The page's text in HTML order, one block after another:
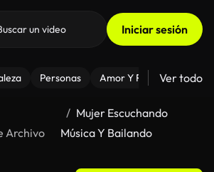
Iniciar sesión
Personas Amor Y Relaciones
Ver todo
Archivo
Mujer Escuchando
Música Y Bailando